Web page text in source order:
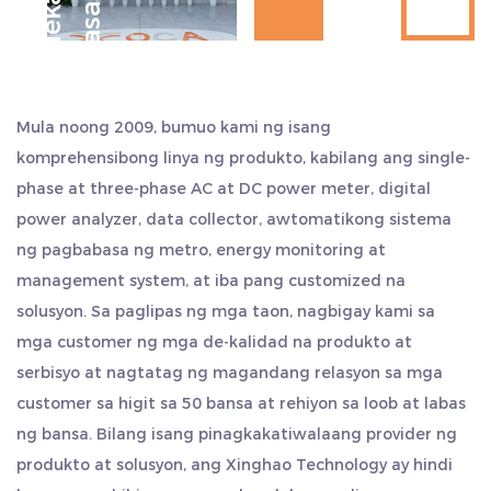
maiwasan ang electrical interference at electric
Saklaw o senaryo ng aplikasyon:
Pamamahala ng kuryente sa bahay: Angkop para
sa mga user sa bahay, na ginagamit upang
subaybayan at kontrolin ang paggamit ng
kuryente ng mga circuit sa bahay, tulad ng
pagsubaybay sa kuryente at remote control ng
conditioner at water heater.
Mga komersyal na gusali: Sa mga komersyal na
gusali tulad ng mga gusali ng opisina, shopping
mall, at hotel, ang metro ng enerhiya na ito ay
Hangzhou, Ningbo at Shanghai, malapit sa shipping port.
Ang pag-export ay maginhawa, nakakatipid ng mas
trabaho na "sincerity and pragmatism, persistence,
teamwork, at self-transcendence."
n
Mula noong 2009, bumuo kami ng isang
komprehensibong linya ng produkto, kabilang ang single-
phase at three-phase AC at DC power meter, digital
power analyzer, data collector, awtomatikong sistema
ng pagbabasa ng metro, energy monitoring at
management system, at iba pang customized na
solusyon. Sa paglipas ng mga taon, nagbigay kami sa
mga customer ng mga de-kalidad na produkto at
serbisyo at nagtatag ng magandang relasyon sa mga
customer sa higit sa 50 bansa at rehiyon sa loob at labas
ng bansa. Bilang isang pinagkakatiwalaang provider ng
produkto at solusyon, ang Xinghao Technology ay hindi